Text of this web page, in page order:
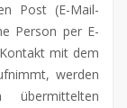
Post (E-Mail-
Person per E-
mit dem
werden